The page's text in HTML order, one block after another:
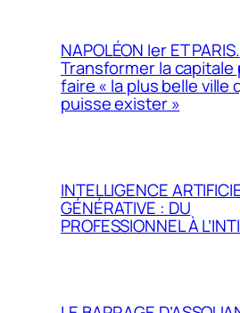
NAPOLÉON Ier ET PARIS.
Transformer la capitale
faire « la plus belle ville
puisse exister »
INTELLIGENCE
GÉNÉRATIVE : DU
PROFESSIONNEL À